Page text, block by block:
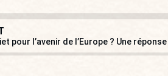
pour l’avenir de l’Europe ? Une